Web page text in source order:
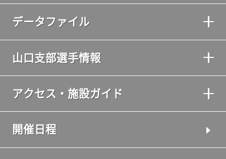
データファイル
山口支部選手情報
アクセス・施設ガイド
開催日程